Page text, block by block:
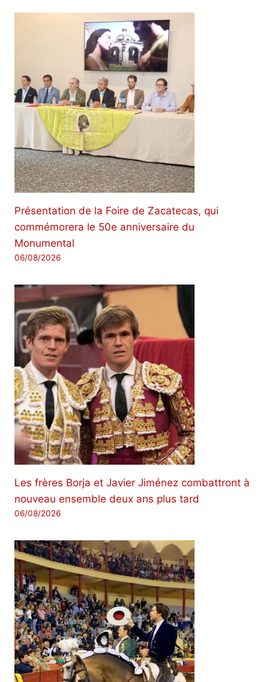
Présentation de la Foire de Zacatecas, qui
commémorera le 50e anniversaire du
Monumental
06/08/2026
Les frères Borja et Javier Jiménez combattront à
nouveau ensemble deux ans plus tard
06/08/2026